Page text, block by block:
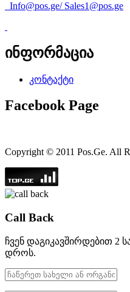
Info@pos.ge/ Sales1@pos.ge
ინფორმაცია
კონტაქტი
Facebook Page
Copyright © 2011 Pos.Ge. All
Call Back
ჩვენ დაგიკავშირდებით 2
დროს.